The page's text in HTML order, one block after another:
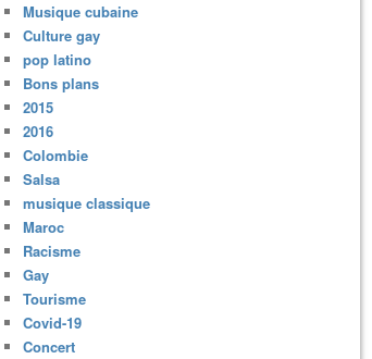
Musique cubaine
Culture gay
pop latino
Bons plans
2015
2016
Colombie
Salsa
musique classique
Maroc
Racisme
Gay
Tourisme
Covid-19
Concert